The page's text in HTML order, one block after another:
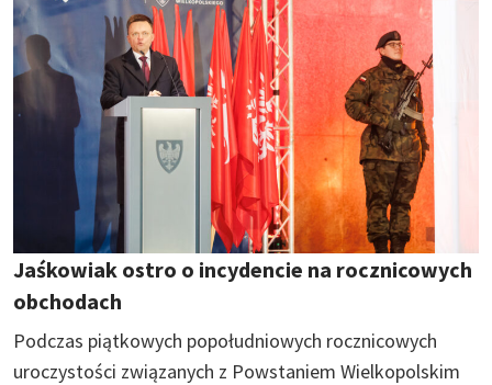
Jaśkowiak ostro o incydencie na rocznicowych
obchodach
Podczas piątkowych popołudniowych rocznicowych
uroczystości związanych z Powstaniem Wielkopolskim